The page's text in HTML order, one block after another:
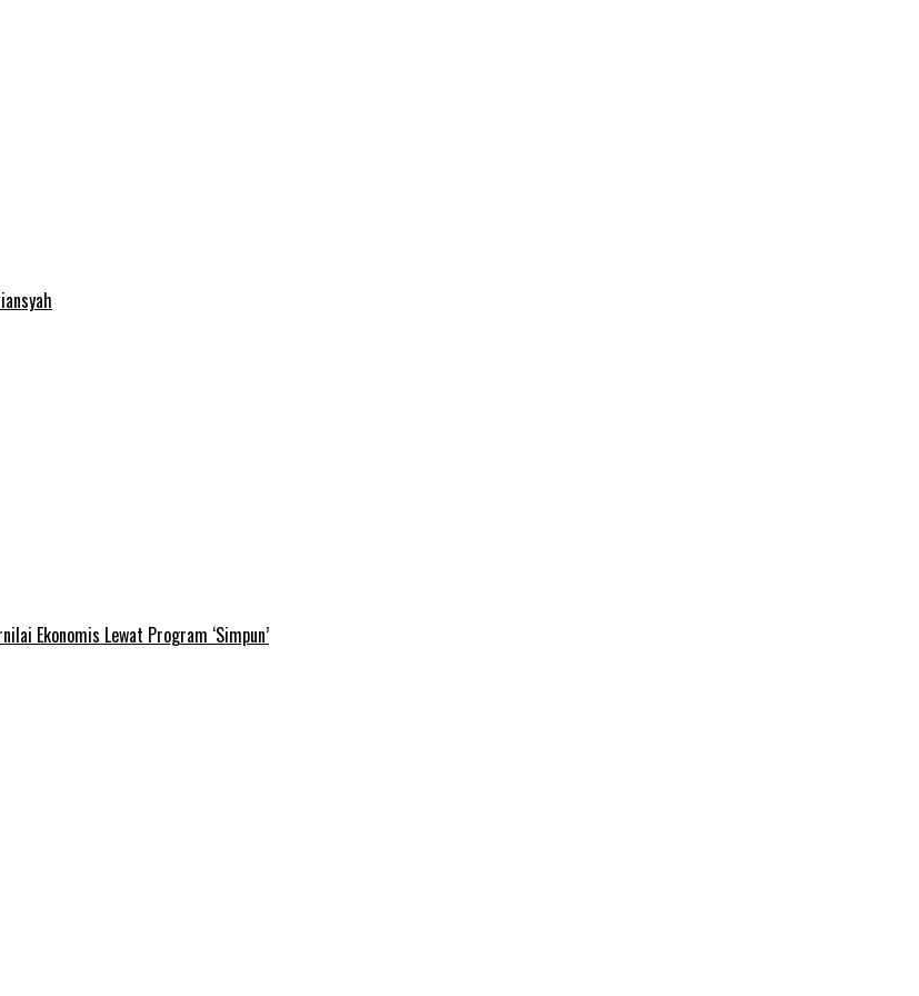
Ekonomis Lewat Program ‘Simpun’